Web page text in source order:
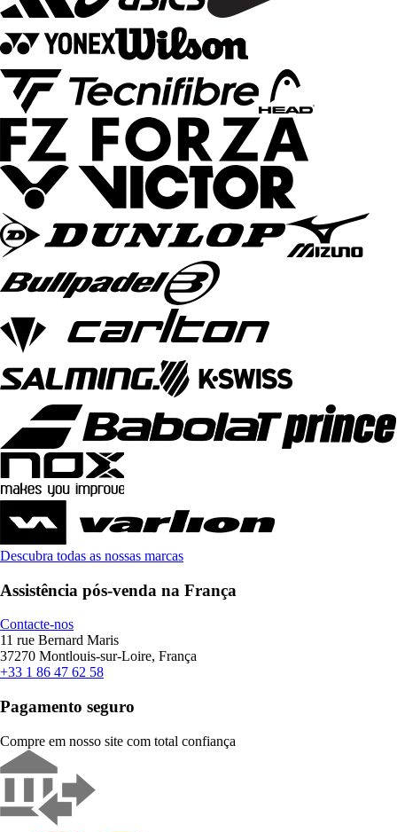
Descubra todas as nossas marcas
Assistência pós-venda na França
Contacte-nos
11 rue Bernard Maris
37270 Montlouis-sur-Loire, França
+33 1 86 47 62 58
Pagamento seguro
Compre em nosso site com total confiança